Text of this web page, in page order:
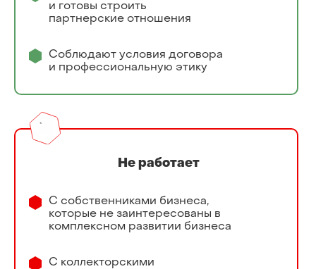
Не работает
С собственниками бизнеса,
которые не заинтересованы в
комплексном развитии бизнеса
С коллекторскими
и готовы строить
партнерские отношения
Соблюдают условия договора
и профессиональную этику